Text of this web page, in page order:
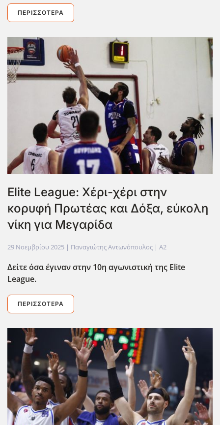
ΠΕΡΙΣΣΌΤΕΡΑ
Elite League: Χέρι-χέρι στην
κορυφή Πρωτέας και Δόξα, εύκολη
νίκη για Μεγαρίδα
29 Νοεμβρίου 2025 | Παναγιώτης Αντωνόπουλος | A2
Δείτε όσα έγιναν στην 10η αγωνιστική της Elite
League.
ΠΕΡΙΣΣΌΤΕΡΑ